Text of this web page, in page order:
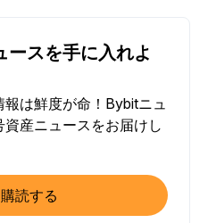
ースを手に入れよ
は鮮度が命！Bybitニュ
産ニュースをお届けし
読する